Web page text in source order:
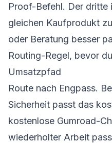
Proof-Befehl. Der dritte
gleichen Kaufprodukt
oder Beratung besser
Routing-Regel, bevor
Umsatzpfad
Route nach Engpass.
Sicherheit passt das
kostenlose Gumroad-
wiederholter Arbeit